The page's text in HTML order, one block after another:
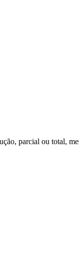
parcial ou total,